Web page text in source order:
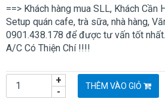
==> Khách hàng mua SLL, Khách Cần
Setup quán cafe, trà sữa, nhà hàng,
0901.438.178 để được tư vấn tốt
A/C Có Thiện Chí !!!!
-
+ THÊM VÀO GIỎ